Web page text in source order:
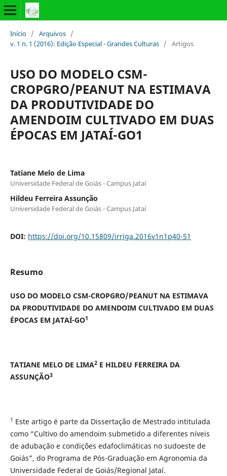
Início / Arquivos /
v. 1 n. 1 (2016): Edição Especial - Grandes Culturas / Artigos
USO DO MODELO CSM-
CROPGRO/PEANUT NA ESTIMAVA
DA PRODUTIVIDADE DO
AMENDOIM CULTIVADO EM DUAS
ÉPOCAS EM JATAÍ-GO1
Tatiane Melo de Lima
Universidade Federal de Goiás - Campus Jataí
Hildeu Ferreira Assunção
Universidade Federal de Goiás - Campus Jataí
DOI: https://doi.org/10.15809/irriga.2016v1n1p40-51
Resumo
USO DO MODELO CSM-CROPGRO/PEANUT NA ESTIMAVA
DA PRODUTIVIDADE DO AMENDOIM CULTIVADO EM DUAS
ÉPOCAS EM JATAÍ-GO1
TATIANE MELO DE LIMA2E HILDEU FERREIRA DA
ASSUNÇÃO3
1 Este artigo é parte da Dissertação de Mestrado intitulada
como “Cultivo do amendoim submetido a diferentes níveis
de adubação e condições edafoclimáticas no sudoeste de
Goiás”, do Programa de Pós-Graduação em Agronomia da
Universidade Federal de Goiás/Regional Jataí.